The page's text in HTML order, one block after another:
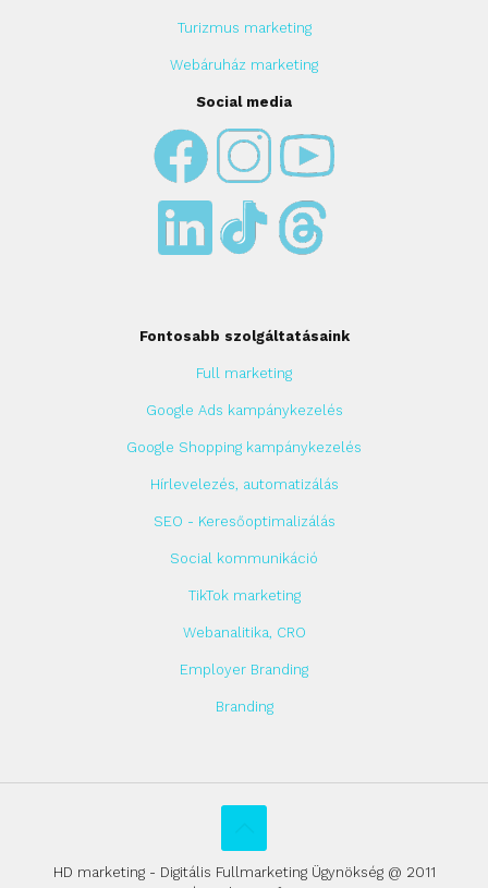
Turizmus marketing
Webáruház marketing
Social media
Fontosabb szolgáltatásaink
Full marketing
Google Ads kampánykezelés
Google Shopping kampánykezelés
Hírlevelezés, automatizálás
SEO - Keresőoptimalizálás
Social kommunikáció
TikTok marketing
Webanalitika, CRO
Employer Branding
Branding
HD marketing - Digitális Fullmarketing Ügynökség @ 2011